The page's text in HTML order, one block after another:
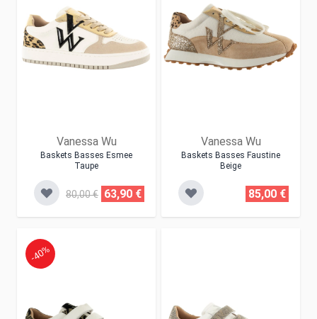
Vanessa Wu
Baskets Basses Esmee
Taupe
80,00 € 63,90 €
Vanessa Wu
Baskets Basses Faustine
Beige
85,00 €
-40%